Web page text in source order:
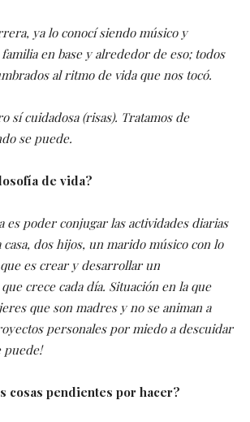
ya lo conocí siendo músico y
en base y alrededor de eso; todos
al ritmo de vida que nos tocó.
sí cuidadosa (risas). Tratamos de
se puede.
de vida?
es poder conjugar las actividades diarias
casa, dos hijos, un marido músico con lo
es crear y desarrollar un
crece cada día. Situación en la que
que son madres y no se animan a
personales por miedo a descuidar
puede!
cosas pendientes por hacer?